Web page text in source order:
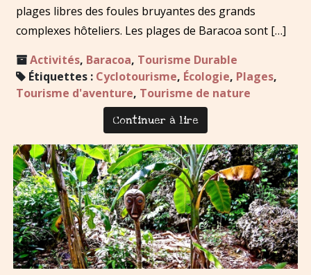
plages libres des foules bruyantes des grands
complexes hôteliers. Les plages de Baracoa sont […]
Activités, Baracoa, Tourisme Durable
Étiquettes : Cyclotourisme, Écologie, Plages,
Tourisme d'aventure, Tourisme de nature
Continuer à lire